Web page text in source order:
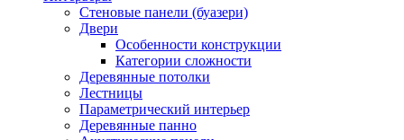
Стеновые панели (буазери)
Двери
Особенности конструкции
Категории сложности
Деревянные потолки
Лестницы
Параметрический интерьер
Деревянные панно